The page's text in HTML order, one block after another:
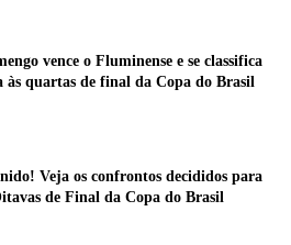
vence o Fluminense e se classifica
às quartas de final da Copa do Brasil
Veja os confrontos decididos para
de Final da Copa do Brasil